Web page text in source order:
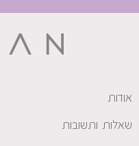
אודות
שאלות ותשובות